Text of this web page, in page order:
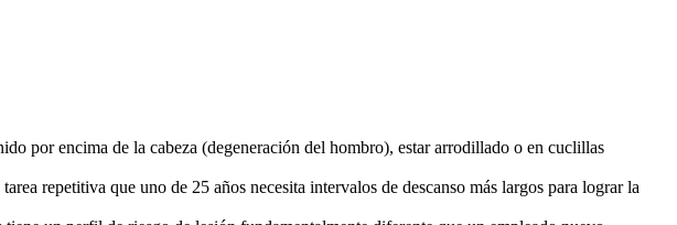
por encima de la cabeza (degeneración del hombro), estar arrodillado o en cuclillas
repetitiva que uno de 25 años necesita intervalos de descanso más largos para lograr la